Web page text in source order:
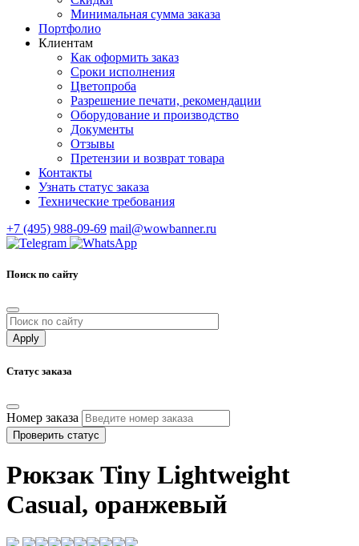
Минимальная сумма заказа
Портфолио
Клиентам
Как оформить заказ
Сроки исполнения
Цветопроба
Разрешение печати, рекомендации
Оборудование и производство
Документы
Отзывы
Претензии и возврат товара
Контакты
Узнать статус заказа
Технические требования
+7 (495) 988-09-69 mail@wowbanner.ru
Поиск по сайту
Статус заказа
Номер заказа
Проверить статус
Рюкзак Tiny Lightweight
Casual, оранжевый